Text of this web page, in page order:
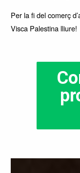
Per la fi del comerç
Visca Palestina lliure!
C